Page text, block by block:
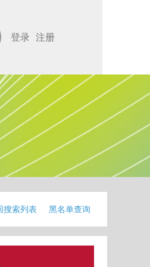
登录 注册
搜索列表 黑名单查询